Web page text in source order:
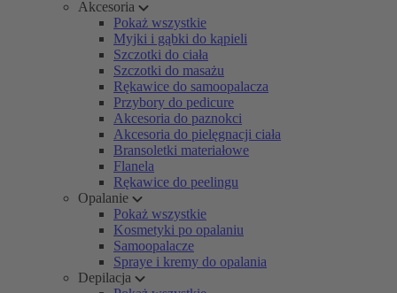
Akcesoria
Pokaż wszystkie
Myjki i gąbki do kąpieli
Szczotki do ciała
Szczotki do masażu
Rękawice do samoopalacza
Przybory do pedicure
Akcesoria do paznokci
Akcesoria do pielęgnacji ciała
Bransoletki materiałowe
Flanela
Rękawice do peelingu
Opalanie
Pokaż wszystkie
Kosmetyki po opalaniu
Samoopalacze
Spraye i kremy do opalania
Depilacja